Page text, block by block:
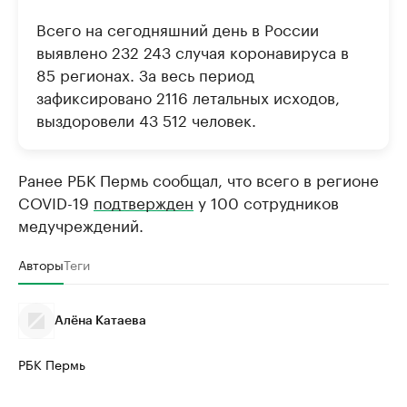
Всего на сегодняшний день в России
выявлено 232 243 случая коронавируса в
85 регионах. За весь период
зафиксировано 2116 летальных исходов,
выздоровели 43 512 человек.
Ранее РБК Пермь сообщал, что всего в регионе
COVID-19 подтвержден у 100 сотрудников
медучреждений.
АвторыТеги
Алёна Катаева
РБК Пермь